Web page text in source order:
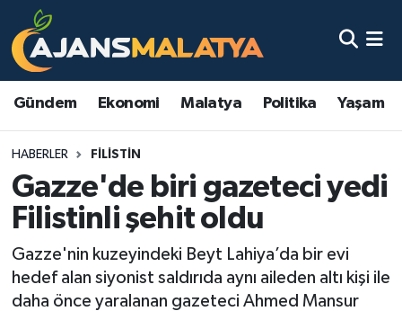
Gündem Ekonomi Malatya Politika Yaşam
HABERLER FILISTIN
Gazze'de biri gazeteci yedi
Filistinli şehit oldu
Gazze'nin kuzeyindeki Beyt Lahiya’da bir evi
hedef alan siyonist saldırıda aynı aileden altı kişi ile
daha önce yaralanan gazeteci Ahmed Mansur
Asayiş
Eğitim
Ekonomi
Gündem
Kadın
Malatya Nöbetçi Eczaneler
Malatya Namaz Vakitleri
Malatya Trafik Yoğunluk Haritası
TFF 3.Lig 2.Grup Puan Durumu ve Fikstür
Tüm Manşetler